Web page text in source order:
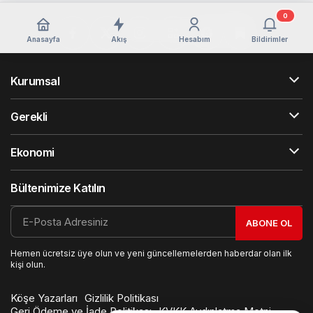
Anasayfa Akış Hesabım Bildirimler
0
Kurumsal
Gerekli
Ekonomi
Bültenimize Katılın
ABONE OL
Hemen ücretsiz üye olun ve yeni güncellemelerden haberdar olan ilk
kişi olun.
Köşe Yazarları Gizlilik Politikası